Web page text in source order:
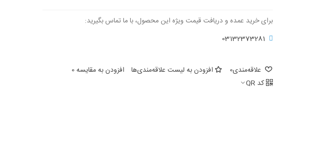
برای خرید عمده و دریافت قیمت ویژه این محصول، با ما تماس بگیرید:
03132373281
علاقه‌مندی0 افزودن به لیست علاقه‌مندی‌ها افزودن به مقایسه0
کد QR